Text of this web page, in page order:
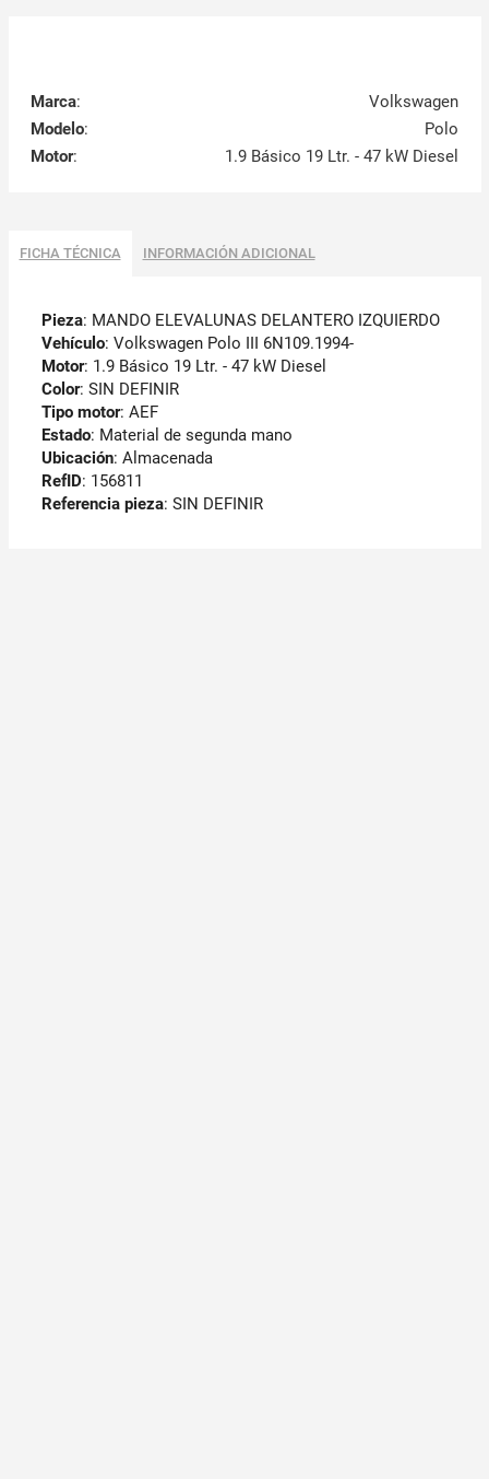
Marca:
Volkswagen
Modelo:
Polo
Motor: 1.9 Básico 19 Ltr. - 47 kW Diesel
FICHA TÉCNICA INFORMACIÓN ADICIONAL
Pieza: MANDO ELEVALUNAS DELANTERO IZQUIERDO
Vehículo: Volkswagen Polo III 6N109.1994-
Motor: 1.9 Básico 19 Ltr. - 47 kW Diesel
Color: SIN DEFINIR
Tipo motor: AEF
Estado: Material de segunda mano
Ubicación: Almacenada
RefID: 156811
Referencia pieza: SIN DEFINIR